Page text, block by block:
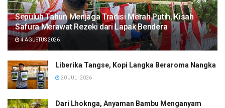
Sepuluh Tahun Menjaga Tradisi Merah Putih, Kisah
Safura Merawat Rezeki dari Lapak Bendera
4 AGUSTUS 2026
Liberika Tangse, Kopi Langka Beraroma Nangka
20 JULI 2026
Dari Lhoknga, Anyaman Bambu Menganyam